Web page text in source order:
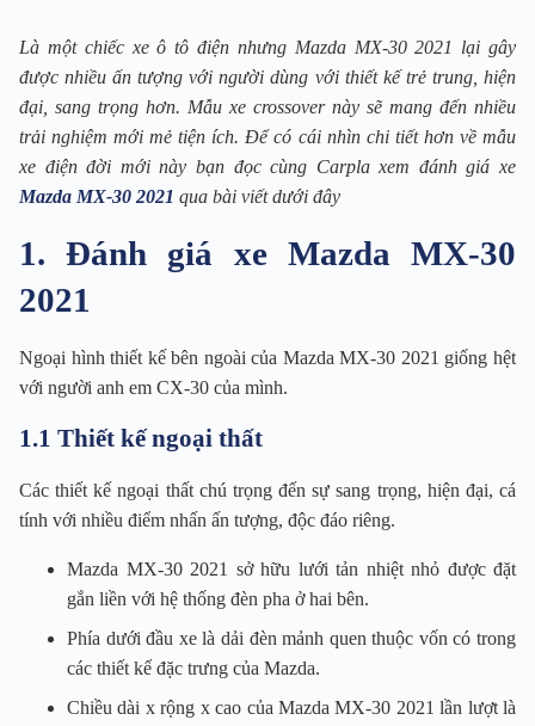
Là một chiếc xe ô tô điện nhưng Mazda MX-30 2021 lại gây
được nhiều ấn tượng với người dùng với thiết kế trẻ trung, hiện
đại, sang trọng hơn. Mẫu xe crossover này sẽ mang đến nhiều
trải nghiệm mới mẻ tiện ích. Để có cái nhìn chi tiết hơn về mẫu
xe điện đời mới này bạn đọc cùng Carpla xem đánh giá xe
Mazda MX-30 2021 qua bài viết dưới đây
1. Đánh giá xe Mazda MX-30
2021
Ngoại hình thiết kế bên ngoài của Mazda MX-30 2021 giống hệt
với người anh em CX-30 của mình.
1.1 Thiết kế ngoại thất
Các thiết kế ngoại thất chú trọng đến sự sang trọng, hiện đại, cá
tính với nhiều điểm nhấn ấn tượng, độc đáo riêng.
Mazda MX-30 2021 sở hữu lưới tản nhiệt nhỏ được đặt
gắn liền với hệ thống đèn pha ở hai bên.
Phía dưới đầu xe là dải đèn mảnh quen thuộc vốn có trong
các thiết kế đặc trưng của Mazda.
Chiều dài x rộng x cao của Mazda MX-30 2021 lần lượt là